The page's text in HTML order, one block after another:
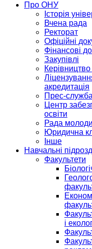
Про ОНУ
Історія
Вчена рада
Ректорат
Офіційні
Фінансові
Закупівлі
акредитація
Прес-служба
Центр
освіти
Рада
Юридична
Інше
Навчальні
Факультети
і